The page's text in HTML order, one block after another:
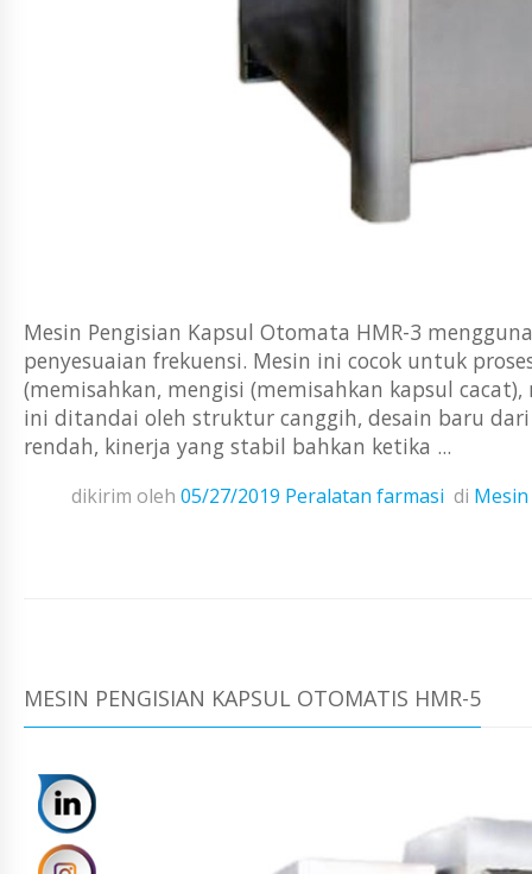
Mesin Pengisian Kapsul Otomata HMR-3
penyesuaian frekuensi. Mesin ini cocok untuk
(memisahkan, mengisi (memisahkan kapsul
ini ditandai oleh struktur canggih, desain baru
rendah, kinerja yang stabil bahkan ketika ...
dikirim oleh 05/27/2019 Peralatan farmasi di
MESIN PENGISIAN KAPSUL OTOMATIS HMR-5